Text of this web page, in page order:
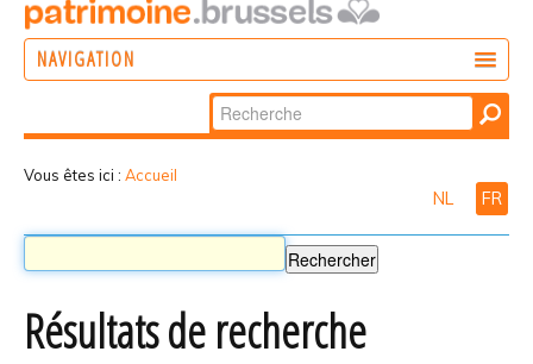
NAVIGATION
Chercher par
Recherche
Vous êtes ici : Accueil
NL FR
Résultats de recherche